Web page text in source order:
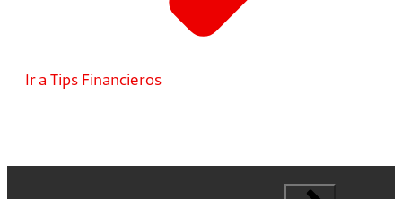
Ir a Tips Financieros